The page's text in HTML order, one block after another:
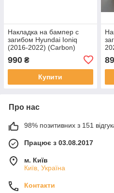
Накладка на бампер с
загибом Hyundai Ioniq
(2016-2022) (Carbon)
990 ₴
Купити
Про нас
98% позитивних з 151
Працює з 03.08.2017
м. Київ
Київ, Україна
Контакти